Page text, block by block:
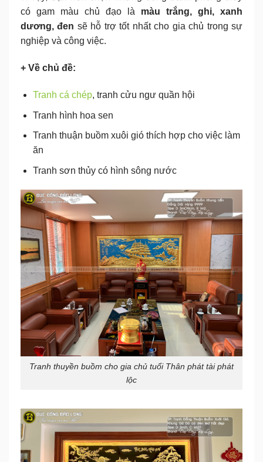
có gam màu chủ đạo là màu trắng, ghi, xanh
dương, đen sẽ hỗ trợ tốt nhất cho gia chủ trong sự
nghiệp và công việc.
+ Về chủ đề:
Tranh cá chép, tranh cửu ngư quần hội
Tranh hình hoa sen
Tranh thuận buồm xuôi gió thích hợp cho việc làm
ăn
Tranh sơn thủy có hình sông nước
Tranh thuyền buồm cho gia chủ tuổi Thân phát tài phát
lộc